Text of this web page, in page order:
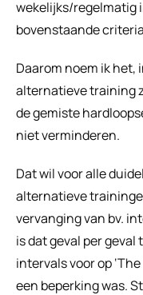
wekelijks/regelmatig
bovenstaande
Daarom noem ik
alternatieve training
de gemiste
niet verminderen.
Dat wil voor alle
alternatieve
vervanging van bv.
is dat geval per geval
intervals voor op
een beperking was.